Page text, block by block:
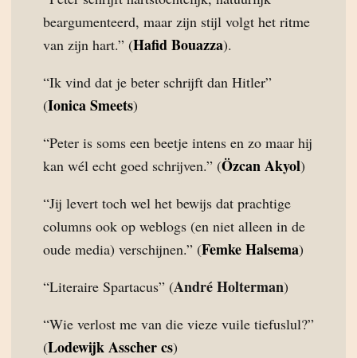
beargumenteerd, maar zijn stijl volgt het ritme
van zijn hart.” (Hafid Bouazza).
“Ik vind dat je beter schrijft dan Hitler”
(Ionica Smeets)
“Peter is soms een beetje intens en zo maar hij
kan wél echt goed schrijven.” (Özcan Akyol)
“Jij levert toch wel het bewijs dat prachtige
columns ook op weblogs (en niet alleen in de
oude media) verschijnen.” (Femke Halsema)
“Literaire Spartacus” (André Holterman)
“Wie verlost me van die vieze vuile tiefuslul?”
(Lodewijk Asscher cs)